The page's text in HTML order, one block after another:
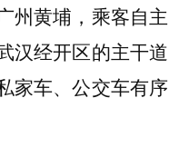
州黄埔，乘客自主
汉经开区的主干道
家车、公交车有序